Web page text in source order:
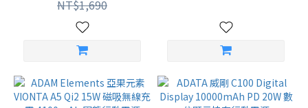
NT$1,690